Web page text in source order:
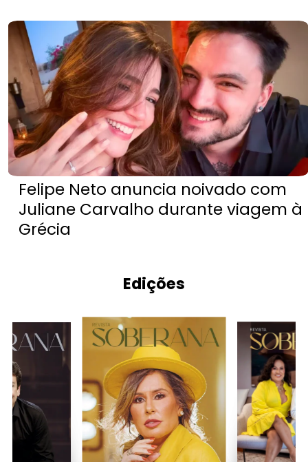
Felipe Neto anuncia noivado com
Juliane Carvalho durante viagem à
Grécia
Edições